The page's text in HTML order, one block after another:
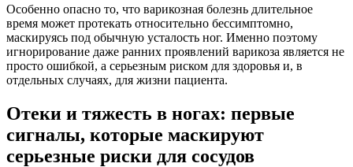
Особенно опасно то, что варикозная болезнь длительное
время может протекать относительно бессимптомно,
маскируясь под обычную усталость ног. Именно поэтому
игнорирование даже ранних проявлений варикоза является не
просто ошибкой, а серьезным риском для здоровья и, в
отдельных случаях, для жизни пациента.
Отеки и тяжесть в ногах: первые
сигналы, которые маскируют
серьезные риски для сосудов